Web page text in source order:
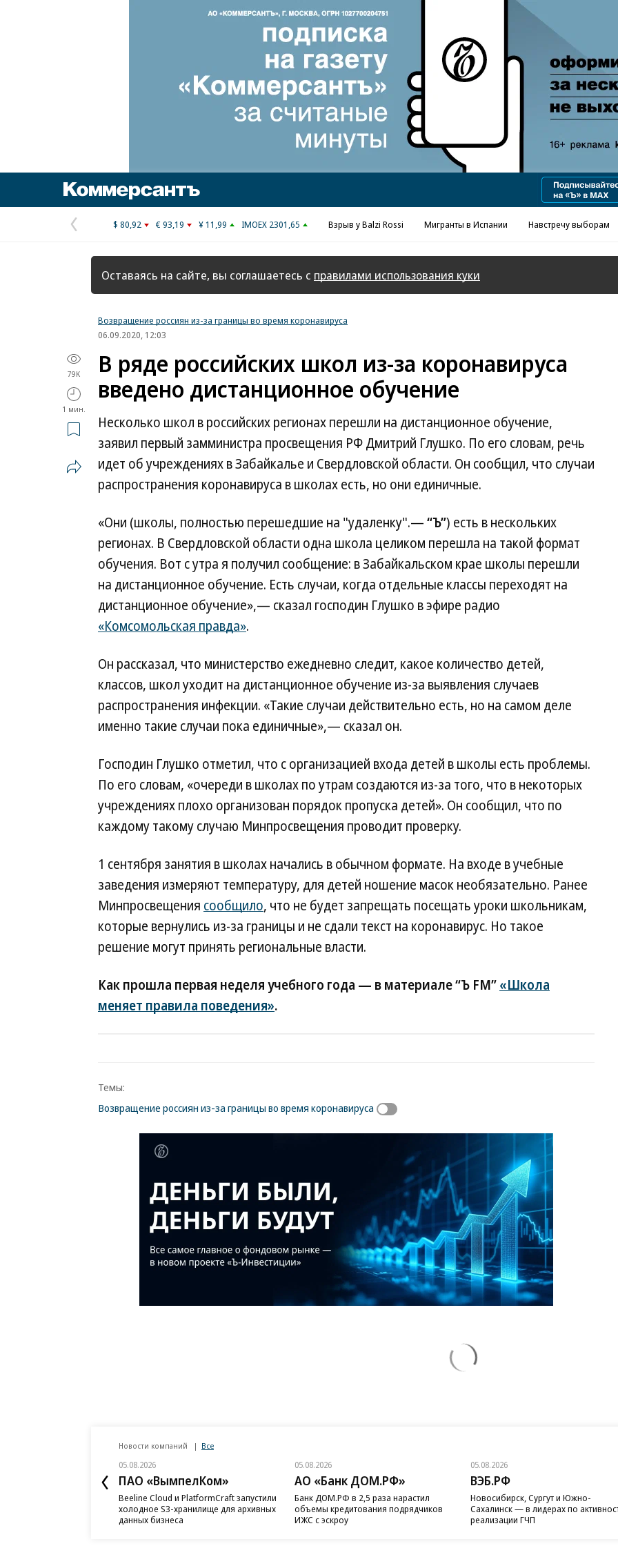
Реклама в «Ъ» www.kommersant.ru/ad
Предыдущая
страница
$ 80,92 € 93,19 ¥ 11,99 IMOEX 2301,65 Взрыв у Balzi Rossi Мигранты в Испании Навстречу выборам
Оставаясь на сайте, вы соглашаетесь с правилами использования куки
Возвращение россиян из-за границы во время коронавируса
06.09.2020, 12:03
79K
1 мин.
В ряде российских школ из-за коронавируса
введено дистанционное обучение
Несколько школ в российских регионах перешли на дистанционное обучение,
заявил первый замминистра просвещения РФ Дмитрий Глушко. По его словам, речь
идет об учреждениях в Забайкалье и Свердловской области. Он сообщил, что случаи
распространения коронавируса в школах есть, но они единичные.
«Они (школы, полностью перешедшие на "удаленку".—“Ъ”) есть в нескольких
регионах. В Свердловской области одна школа целиком перешла на такой формат
обучения. Вот с утра я получил сообщение: в Забайкальском крае школы перешли
на дистанционное обучение. Есть случаи, когда отдельные классы переходят на
дистанционное обучение»,— сказал господин Глушко в эфире радио
«Комсомольская правда».
Он рассказал, что министерство ежедневно следит, какое количество детей,
классов, школ уходит на дистанционное обучение из-за выявления случаев
распространения инфекции. «Такие случаи действительно есть, но на самом деле
именно такие случаи пока единичные»,— сказал он.
Господин Глушко отметил, что с организацией входа детей в школы есть проблемы.
По его словам, «очереди в школах по утрам создаются из-за того, что в некоторых
учреждениях плохо организован порядок пропуска детей». Он сообщил, что по
каждому такому случаю Минпросвещения проводит проверку.
1 сентября занятия в школах начались в обычном формате. На входе в учебные
заведения измеряют температуру, для детей ношение масок необязательно. Ранее
Минпросвещения сообщило, что не будет запрещать посещать уроки школьникам,
которые вернулись из-за границы и не сдали текст на коронавирус. Но такое
решение могут принять региональные власти.
Как прошла первая неделя учебного года — в материале “Ъ FM”«Школа
меняет правила поведения».
Темы:
Возвращение россиян из-за границы во время коронавируса
Новости компаний Все
05.08.2026
ПАО «ВымпелКом»
Beeline Cloud и PlatformCraft запустили
холодное S3-хранилище для архивных
данных бизнеса
05.08.2026
АО «Банк ДОМ.РФ»
Банк ДОМ.РФ в 2,5 раза нарастил
объемы кредитования подрядчиков
ИЖС с эскроу
05.08.2026
ВЭБ.РФ
Новосибирск, Сургут и Южно-
Сахалинск — в лидерах по
реализации ГЧП